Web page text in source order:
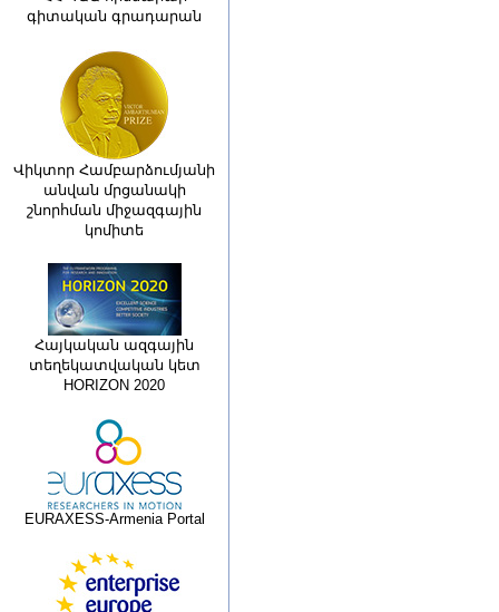
գիտական գրադարան
Վիկտոր Համբարձումյանի
անվան մրցանակի
շնորհման միջազգային
կոմիտե
Հայկական ազգային
տեղեկատվական կետ
HORIZON 2020
EURAXESS-Armenia Portal